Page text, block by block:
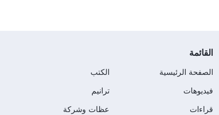
القائمة
الصفحة الرئيسية
الكتب
فيديوهات
ترانيم
قراءات
عظات وشركة